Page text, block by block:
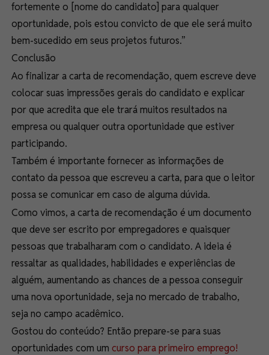
fortemente o [nome do candidato] para qualquer
oportunidade, pois estou convicto de que ele será muito
bem-sucedido em seus projetos futuros.”
Conclusão
Ao finalizar a carta de recomendação, quem escreve deve
colocar suas impressões gerais do candidato e explicar
por que acredita que ele trará muitos resultados na
empresa ou qualquer outra oportunidade que estiver
participando.
Também é importante fornecer as informações de
contato da pessoa que escreveu a carta, para que o leitor
possa se comunicar em caso de alguma dúvida.
Como vimos, a carta de recomendação é um documento
que deve ser escrito por empregadores e quaisquer
pessoas que trabalharam com o candidato. A ideia é
ressaltar as qualidades, habilidades e experiências de
alguém, aumentando as chances de apessoa conseguir
uma nova oportunidade, seja no mercado de trabalho,
seja no campo acadêmico.
Gostou do conteúdo? Então prepare-se para suas
oportunidades com um curso para primeiro emprego!